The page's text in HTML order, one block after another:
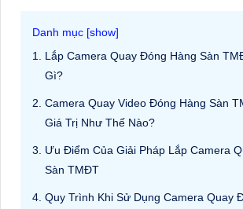
Lắp Camera Quay Đóng Hàng Sàn
Gì?
Camera Quay Video Đóng Hàng Sàn
Giá Trị Như Thế Nào?
Ưu Điểm Của Giải Pháp Lắp Camera
Sàn TMĐT
Quy Trình Khi Sử Dụng Camera Quay